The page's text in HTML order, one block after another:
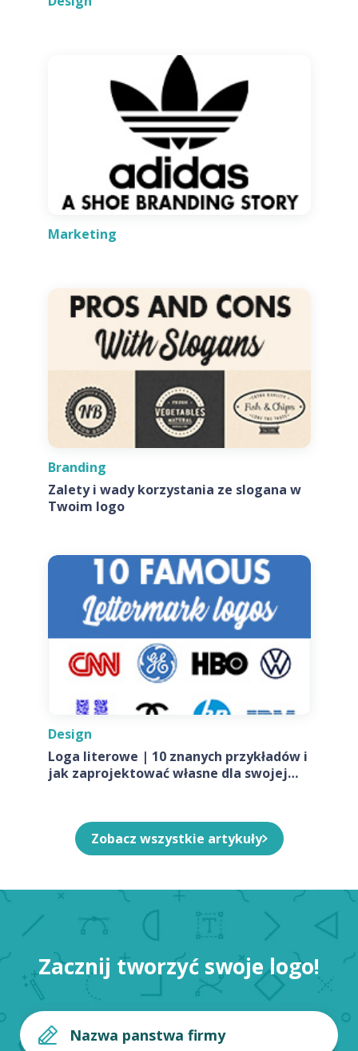
Marketing
Branding
Zalety i wady korzystania ze slogana w
Twoim logo
Design
Loga literowe | 10 znanych przykładów i
jak zaprojektować własne dla swojej
Zobacz wszystkie artykuły
Zacznij tworzyć swoje logo!